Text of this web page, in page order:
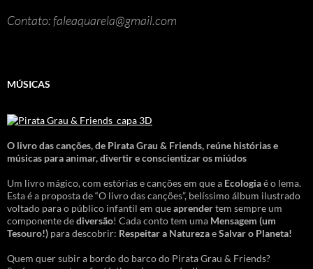
Contato: faleaquarela@gmail.com
MÚSICAS
O livro das canções,de Pirata Grau & Friends, reúne histórias e
músicas para animar, divertir e conscientizar os miúdos
Um livro mágico, com estórias e canções em que a Ecologiaé o lema.
Esta é a proposta de “O livro das canções”, belíssimo álbum ilustrado
voltado para o público infantil em queaprendertem sempre um
componente dediversão! Cada conto tem uma Mensagem (um
Tesouro!) para descobrir: Respeitar a NaturezaeSalvar o Planeta!
Quem quer subir a bordo do barco do Pirata Grau & Friends?